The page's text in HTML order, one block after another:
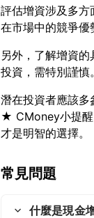
評估增資涉及多
另外，了解增資
潛在投資者應該多
★ CMoney小提醒
常見問題
什麼是現金